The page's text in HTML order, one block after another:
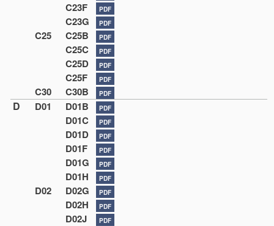
C23F PDF
C23G PDF
C25 C25B PDF
C25C PDF
C25D PDF
C25F PDF
C30 C30B PDF
D D01 D01B PDF
D01C PDF
D01D PDF
D01F PDF
D01G PDF
D01H PDF
D02 D02G PDF
D02H PDF
D02J PDF